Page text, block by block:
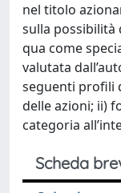
nel titolo
sulla possibilità
qua come
valutata
seguenti profili
delle azioni; ii)
categoria
Scheda